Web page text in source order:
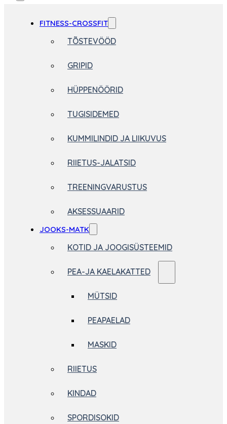
FITNESS-CROSSFIT
TÕSTEVÖÖD
GRIPID
HÜPPENÖÖRID
TUGISIDEMED
KUMMILINDID JA LIIKUVUS
RIIETUS-JALATSID
TREENINGVARUSTUS
AKSESSUAARID
JOOKS-MATK
KOTID JA JOOGISÜSTEEMID
PEA-JA KAELAKATTED
MÜTSID
PEAPAELAD
MASKID
RIIETUS
KINDAD
SPORDISOKID